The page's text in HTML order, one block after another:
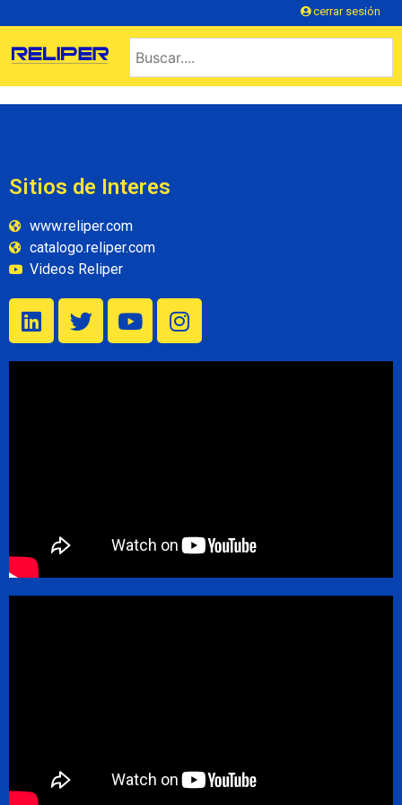
cerrar sesión
Sitios de Interes
www.reliper.com
catalogo.reliper.com
Videos Reliper